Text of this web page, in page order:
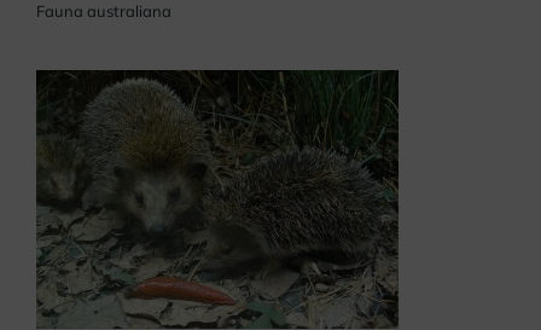
Fauna australiana